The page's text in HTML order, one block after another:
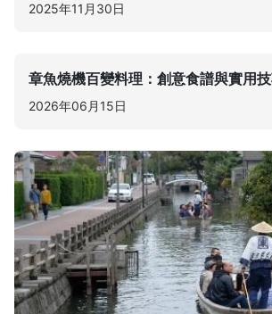
2025年11月30日
章魚燒機百變料理：創意食譜與實用
2026年06月15日